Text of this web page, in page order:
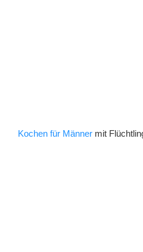
Kochen für Männer mit